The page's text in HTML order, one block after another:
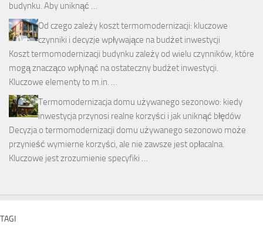
budynku. Aby uniknąć …
Od czego zależy koszt termomodernizacji: kluczowe
czynniki i decyzje wpływające na budżet inwestycji
Koszt termomodernizacji budynku zależy od wielu czynników, które
mogą znacząco wpłynąć na ostateczny budżet inwestycji.
Kluczowe elementy to m.in. …
Termomodernizacja domu używanego sezonowo: kiedy
inwestycja przynosi realne korzyści i jak uniknąć błędów
Decyzja o termomodernizacji domu używanego sezonowo może
przynieść wymierne korzyści, ale nie zawsze jest opłacalna.
Kluczowe jest zrozumienie specyfiki …
TAGI